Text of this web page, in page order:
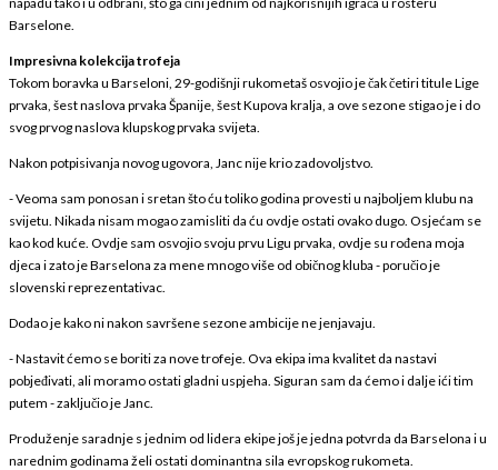
Barselone.
Impresivna kolekcija trofeja
Tokom boravka u Barseloni, 29-godišnji rukometaš osvojio je čak četiri titule Lige
prvaka, šest naslova prvaka Španije, šest Kupova kralja, a ove sezone stigao je i do
svog prvog naslova klupskog prvaka svijeta.
Nakon potpisivanja novog ugovora, Janc nije krio zadovoljstvo.
- Veoma sam ponosan i sretan što ću toliko godina provesti u najboljem klubu na
svijetu. Nikada nisam mogao zamisliti da ću ovdje ostati ovako dugo. Osjećam se
kao kod kuće. Ovdje sam osvojio svoju prvu Ligu prvaka, ovdje su rođena moja
djeca i zato je Barselona za mene mnogo više od običnog kluba - poručio je
slovenski reprezentativac.
Dodao je kako ni nakon savršene sezone ambicije ne jenjavaju.
- Nastavit ćemo se boriti za nove trofeje. Ova ekipa ima kvalitet da nastavi
pobjeđivati, ali moramo ostati gladni uspjeha. Siguran sam da ćemo i dalje ići tim
putem - zaključio je Janc.
Produženje saradnje s jednim od lidera ekipe još je jedna potvrda da Barselona i u
narednim godinama želi ostati dominantna sila evropskog rukometa.